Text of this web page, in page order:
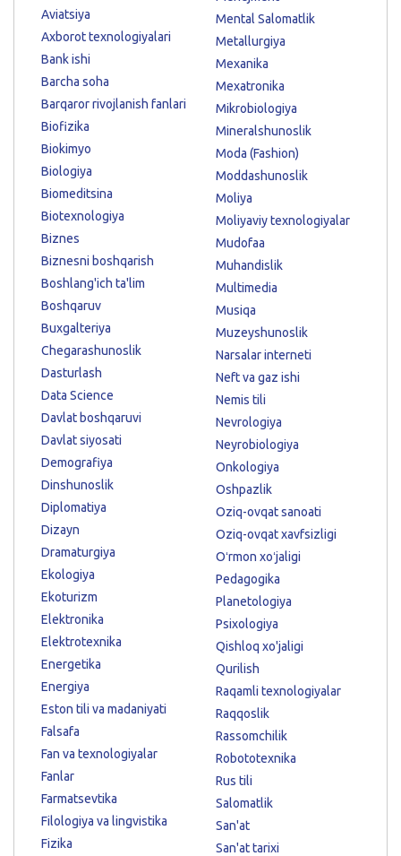
Aviatsiya
Axborot texnologiyalari
Bank ishi
Barcha soha
Barqaror rivojlanish fanlari
Biofizika
Biokimyo
Biologiya
Biomeditsina
Biotexnologiya
Biznes
Biznesni boshqarish
Boshlang'ich ta'lim
Boshqaruv
Buxgalteriya
Chegarashunoslik
Dasturlash
Data Science
Davlat boshqaruvi
Davlat siyosati
Demografiya
Dinshunoslik
Diplomatiya
Dizayn
Dramaturgiya
Ekologiya
Ekoturizm
Elektronika
Elektrotexnika
Energetika
Energiya
Eston tili va madaniyati
Falsafa
Fan va texnologiyalar
Fanlar
Farmatsevtika
Filologiya va lingvistika
Fizika
Mental Salomatlik
Metallurgiya
Mexanika
Mexatronika
Mikrobiologiya
Mineralshunoslik
Moda (Fashion)
Moddashunoslik
Moliya
Moliyaviy texnologiyalar
Mudofaa
Muhandislik
Multimedia
Musiqa
Muzeyshunoslik
Narsalar interneti
Neft va gaz ishi
Nemis tili
Nevrologiya
Neyrobiologiya
Onkologiya
Oshpazlik
Oziq-ovqat sanoati
Oziq-ovqat xavfsizligi
Oʻrmon xoʻjaligi
Pedagogika
Planetologiya
Psixologiya
Qishloq xo'jaligi
Qurilish
Raqamli texnologiyalar
Raqqoslik
Rassomchilik
Robototexnika
Rus tili
Salomatlik
San'at
San'at tarixi